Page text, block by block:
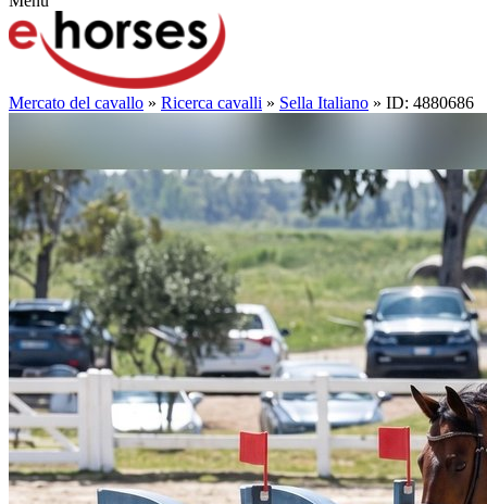
Mercato del cavallo » Ricerca cavalli » Sella Italiano » ID: 4880686